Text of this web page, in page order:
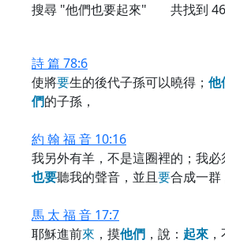
搜尋 "他們也要起來" 共找到
詩 篇 78:6
使將要生的後代子孫可以曉得； 他
們的子孫，
約 翰 福 音 10:16
我另外有羊，不是這圈裡的；我必
也要聽我的聲音，並且要合成一群
馬 太 福 音 17:7
耶穌進前來 ，摸他們 ，說： 起來